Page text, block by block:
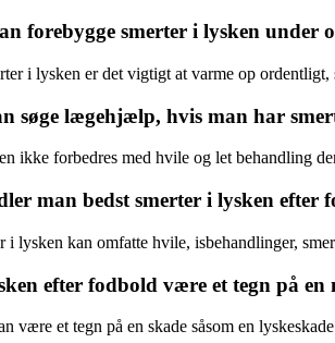
forebygge smerter i lysken under
i lysken er det vigtigt at varme op
søge lægehjælp, hvis man har
ikke forbedres med hvile og let behandling
man bedst smerter i lysken efter
i lysken kan omfatte hvile, isbehandlinger,
efter fodbold være et tegn på en
være et tegn på en skade såsom en